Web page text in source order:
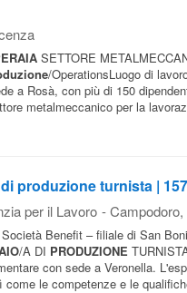
SETTORE
/OperationsLuogo di
a Rosà, con più di 150
metalmeccanico per la
produzione turnista |
per il Lavoro - Campodoro
Benefit – filiale di San
/A DI PRODUZIONE
con sede a Veronella.
come le competenze e le